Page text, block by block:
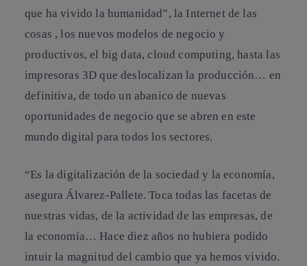
que ha vivido la humanidad”, la Internet de las
cosas , los nuevos modelos de negocio y
productivos, el big data, cloud computing, hasta las
impresoras 3D que deslocalizan la producción… en
definitiva, de todo un abanico de nuevas
oportunidades de negocio que se abren en este
mundo digital para todos los sectores.
“Es la digitalización de la sociedad y la economía,
asegura Álvarez-Pallete. Toca todas las facetas de
nuestras vidas, de la actividad de las empresas, de
la economía… Hace diez años no hubiera podido
intuir la magnitud del cambio que ya hemos vivido.